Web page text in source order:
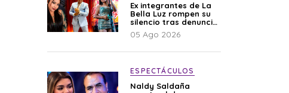
Ex integrantes de La
Bella Luz rompen su
silencio tras denuncia
de Naldy: “Todo el
mundo lo sabía”
05 Ago 2026
ESPECTÁCULOS
Naldy Saldaña